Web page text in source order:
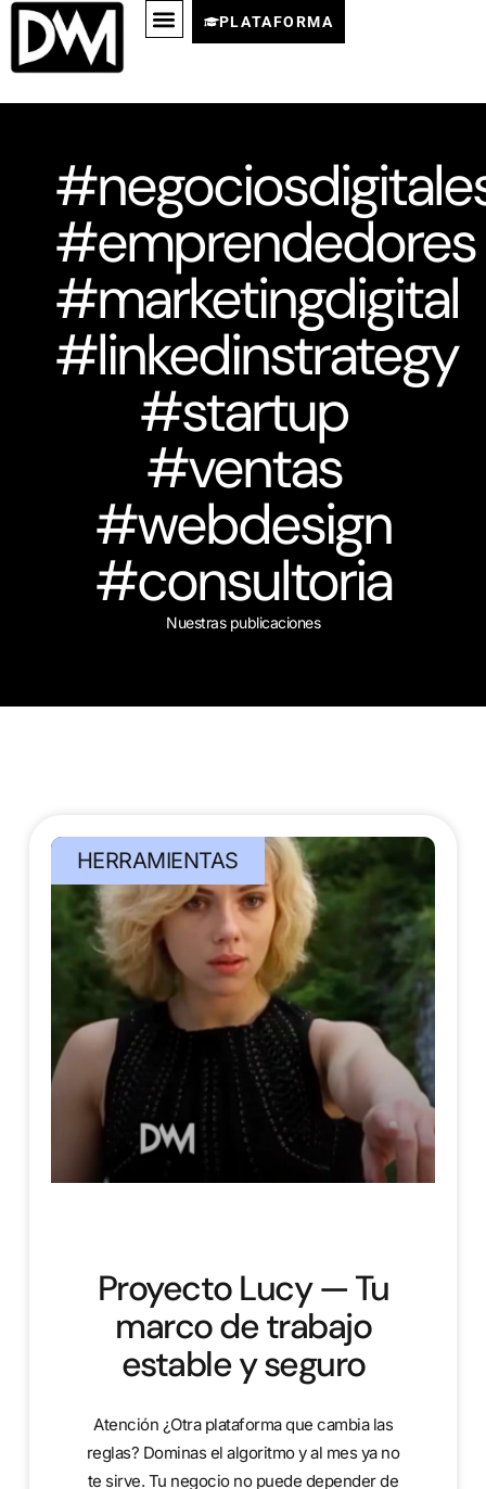
PLATAFORMA
#emprendedores
#marketingdigital
#linkedinstrategy
#startup
#ventas
#webdesign
#consultoria
Nuestras publicaciones
HERRAMIENTAS
Proyecto Lucy — Tu
marco de trabajo
estable y seguro
Atención ¿Otra plataforma que cambia las
reglas? Dominas el algoritmo y al mes ya no
te sirve. Tu negocio no puede depender de